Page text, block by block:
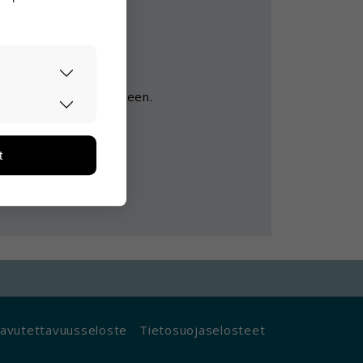
vamma.
ymmärtämiseen.
Tietosuojaselosteet
ja
ja miten
tietoja